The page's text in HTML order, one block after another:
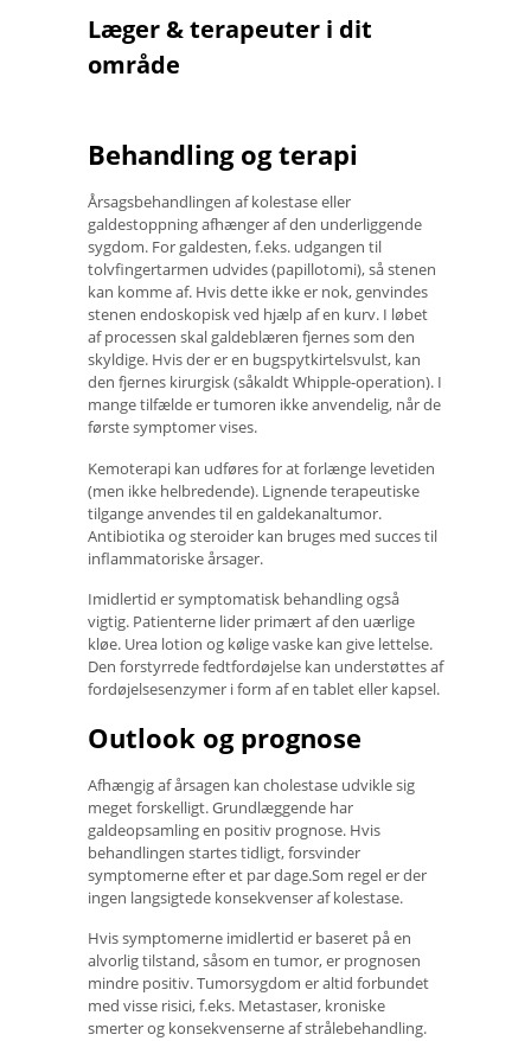
Læger & terapeuter i dit
område
Behandling og terapi
Årsagsbehandlingen af ​​kolestase eller
galdestoppning afhænger af den underliggende
sygdom. For galdesten, f.eks. udgangen til
tolvfingertarmen udvides (papillotomi), så stenen
kan komme af. Hvis dette ikke er nok, genvindes
stenen endoskopisk ved hjælp af en kurv. I løbet
af processen skal galdeblæren fjernes som den
skyldige. Hvis der er en bugspytkirtelsvulst, kan
den fjernes kirurgisk (såkaldt Whipple-operation). I
mange tilfælde er tumoren ikke anvendelig, når de
første symptomer vises.
Kemoterapi kan udføres for at forlænge levetiden
(men ikke helbredende). Lignende terapeutiske
tilgange anvendes til en galdekanaltumor.
Antibiotika og steroider kan bruges med succes til
inflammatoriske årsager.
Imidlertid er symptomatisk behandling også
vigtig. Patienterne lider primært af den uærlige
kløe. Urea lotion og kølige vaske kan give lettelse.
Den forstyrrede fedtfordøjelse kan understøttes af
fordøjelsesenzymer i form af en tablet eller kapsel.
Outlook og prognose
Afhængig af årsagen kan cholestase udvikle sig
meget forskelligt. Grundlæggende har
galdeopsamling en positiv prognose. Hvis
behandlingen startes tidligt, forsvinder
symptomerne efter et par dage.Som regel er der
ingen langsigtede konsekvenser af kolestase.
Hvis symptomerne imidlertid er baseret på en
alvorlig tilstand, såsom en tumor, er prognosen
mindre positiv. Tumorsygdom er altid forbundet
med visse risici, f.eks. Metastaser, kroniske
smerter og konsekvenserne af strålebehandling.